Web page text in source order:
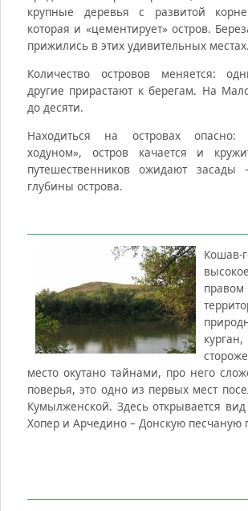
крупные деревья с развитой
которая и «цементирует» остров.
прижились в этих удивительных местах.
Количество островов меняется:
другие прирастают к берегам. На
до десяти.
Находиться на островах опасно:
ходуном», остров качается и
путешественников ожидают
глубины острова.
Кошав-
правом
место окутано тайнами, про него
поверья, это одно из первых мест
Кумылженской. Здесь открывается
Хопер и Арчедино – Донскую песчаную